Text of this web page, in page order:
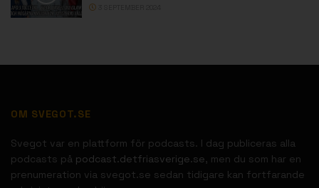
OM SVEGOT.SE
Svegot var en plattform för podcasts. I dag publiceras alla
podcasts på podcast.detfriasverige.se, men du som har en
prenumeration via svegot.se sedan tidigare kan fortfarande